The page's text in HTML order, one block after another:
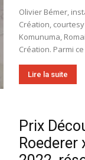
Olivier Bémer,
Création,
Komunuma,
Création. Parmi
Lire la suite
Prix
Roederer